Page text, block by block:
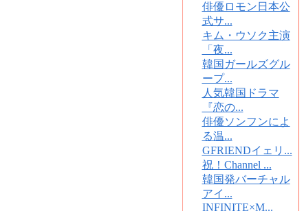
俳優ロモン日本公
式サ...
キム・ウソク主演
「夜...
韓国ガールズグル
ープ...
人気韓国ドラマ
『恋の...
俳優ソンフンによ
る温...
GFRIENDイェリ...
祝！Channel ...
韓国発バーチャル
アイ...
INFINITE×M...